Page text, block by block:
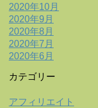
2020年10月
2020年9月
2020年8月
2020年7月
2020年6月
カテゴリー
アフィリエイト